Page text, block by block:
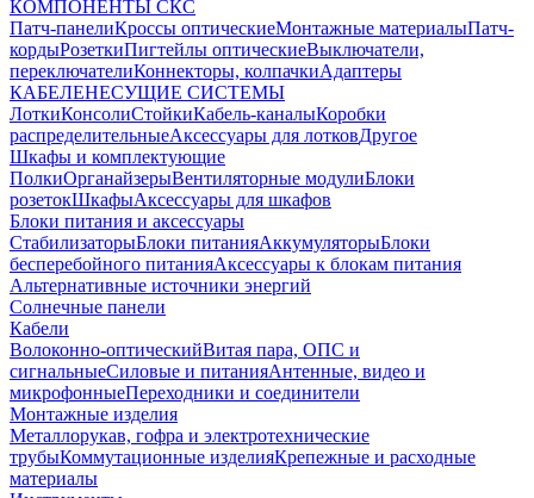
КОМПОНЕНТЫ СКС
Патч-панелиКроссы оптическиеМонтажные материалыПатч-
кордыРозеткиПигтейлы оптическиеВыключатели,
переключателиКоннекторы, колпачкиАдаптеры
КАБЕЛЕНЕСУЩИЕ СИСТЕМЫ
ЛоткиКонсолиСтойкиКабель-каналыКоробки
распределительныеАксессуары для лотковДругое
Шкафы и комплектующие
ПолкиОрганайзерыВентиляторные модулиБлоки
розетокШкафыАксессуары для шкафов
Блоки питания и аксессуары
СтабилизаторыБлоки питанияАккумуляторыБлоки
бесперебойного питанияАксессуары к блокам питания
Альтернативные источники энергий
Солнечные панели
Кабели
Волоконно-оптическийВитая пара, ОПС и
сигнальныеСиловые и питанияАнтенные, видео и
микрофонныеПереходники и соединители
Монтажные изделия
Металлорукав, гофра и электротехнические
трубыКоммутационные изделияКрепежные и расходные
материалы